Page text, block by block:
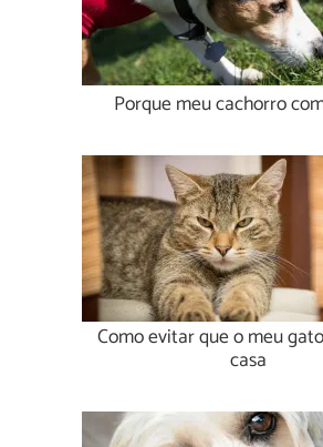
Porque meu cachorro
Como evitar que o meu
casa